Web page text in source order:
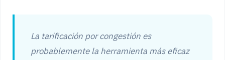
La tarificación por congestión es
probablemente la herramienta más eficaz